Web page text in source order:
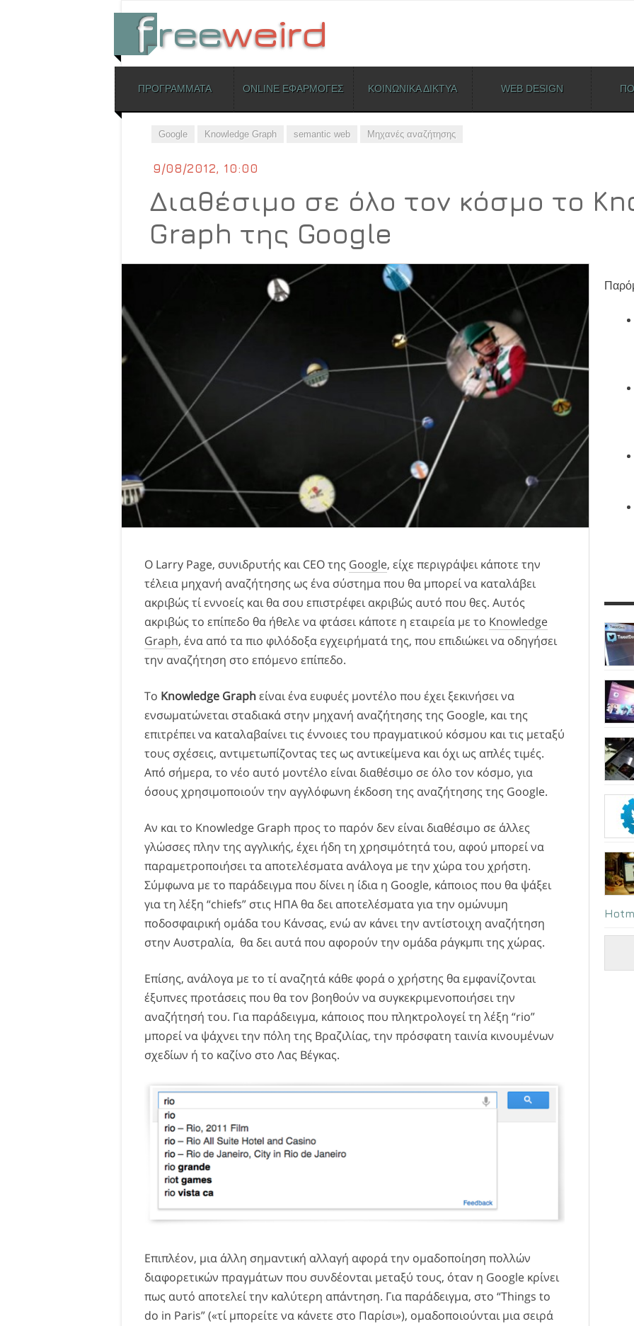
Skip to content
ΠΡΟΓΡΑΜΜΑΤΑ ONLINE ΕΦΑΡΜΟΓΕΣ ΚΟΙΝΩΝΙΚΑ ΔΙΚΤΥΑ WEB DESIGN
Google Knowledge Graph semantic web Μηχανές αναζήτησης
9/08/2012, 10:00
Διαθέσιμο σε όλο τον κόσμο το
Graph της Google
Ο Larry Page, συνιδρυτής και CEO της Google, είχε περιγράψει κάποτε την
τέλεια μηχανή αναζήτησης ως ένα σύστημα που θα μπορεί να καταλάβει
ακριβώς τί εννοείς και θα σου επιστρέφει ακριβώς αυτό που θες. Αυτός
ακριβώς το επίπεδο θα ήθελε να φτάσει κάποτε η εταιρεία με το Knowledge
Graph, ένα από τα πιο φιλόδοξα εγχειρήματά της, που επιδιώκει να οδηγήσει
την αναζήτηση στο επόμενο επίπεδο.
Το Knowledge Graphείναι ένα ευφυές μοντέλο που έχει ξεκινήσει να
ενσωματώνεται σταδιακά στην μηχανή αναζήτησης της Google, και της
επιτρέπει να καταλαβαίνει τις έννοιες του πραγματικού κόσμου και τις μεταξύ
τους σχέσεις, αντιμετωπίζοντας τες ως αντικείμενα και όχι ως απλές τιμές.
Από σήμερα, το νέο αυτό μοντέλο είναι διαθέσιμο σε όλο τον κόσμο, για
όσους χρησιμοποιούν την αγγλόφωνη έκδοση της αναζήτησης της Google.
Αν και το Knowledge Graph προς το παρόν δεν είναι διαθέσιμο σε άλλες
γλώσσες πλην της αγγλικής, έχει ήδη τη χρησιμότητά του, αφού μπορεί να
παραμετροποιήσει τα αποτελέσματα ανάλογα με την χώρα του χρήστη.
Σύμφωνα με το παράδειγμα που δίνει η ίδια η Google, κάποιος που θα ψάξει
για τη λέξη “chiefs” στις ΗΠΑ θα δει αποτελέσματα για την ομώνυμη
ποδοσφαιρική ομάδα του Κάνσας, ενώ αν κάνει την αντίστοιχη αναζήτηση
στην Αυστραλία, θα δει αυτά που αφορούν την ομάδα ράγκμπι της χώρας.
Επίσης, ανάλογα με το τί αναζητά κάθε φορά ο χρήστης θα εμφανίζονται
έξυπνες προτάσεις που θα τον βοηθούν να συγκεκριμενοποιήσει την
αναζήτησή του. Για παράδειγμα, κάποιος που πληκτρολογεί τη λέξη “rio”
μπορεί να ψάχνει την πόλη της Βραζιλίας, την πρόσφατη ταινία κινουμένων
σχεδίων ή το καζίνο στο Λας Βέγκας.
Επιπλέον, μια άλλη σημαντική αλλαγή αφορά την ομαδοποίηση πολλών
διαφορετικών πραγμάτων που συνδέονται μεταξύ τους, όταν η Google κρίνει
πως αυτό αποτελεί την καλύτερη απάντηση. Για παράδειγμα, στο “Things to
do in Paris” («τί μπορείτε να κάνετε στο Παρίσι»), ομαδοποιούνται μια σειρά